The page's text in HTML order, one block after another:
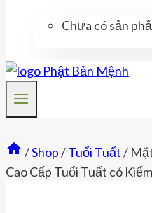
Chưa có sản
/Shop/Tuổi Tuất/
Cao Cấp Tuổi Tuất có